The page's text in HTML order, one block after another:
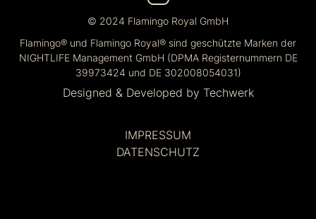
© 2024 Flamingo Royal GmbH
Flamingo® und Flamingo Royal® sind geschützte Marken der
NIGHTLIFE Management GmbH (DPMA Registernummern DE
39973424 und DE 302008054031)
Designed & Developed by Techwerk
IMPRESSUM
DATENSCHUTZ